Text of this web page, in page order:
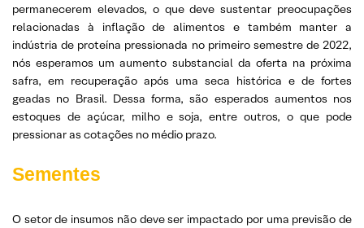
permanecerem elevados, o que deve sustentar preocupações
relacionadas à inflação de alimentos e também manter a
indústria de proteína pressionada no primeiro semestre de 2022,
nós esperamos um aumento substancial da oferta na próxima
safra, em recuperação após uma seca histórica e de fortes
geadas no Brasil. Dessa forma, são esperados aumentos nos
estoques de açúcar, milho e soja, entre outros, o que pode
pressionar as cotações no médio prazo.
Sementes
O setor de insumos não deve ser impactado por uma previsão de